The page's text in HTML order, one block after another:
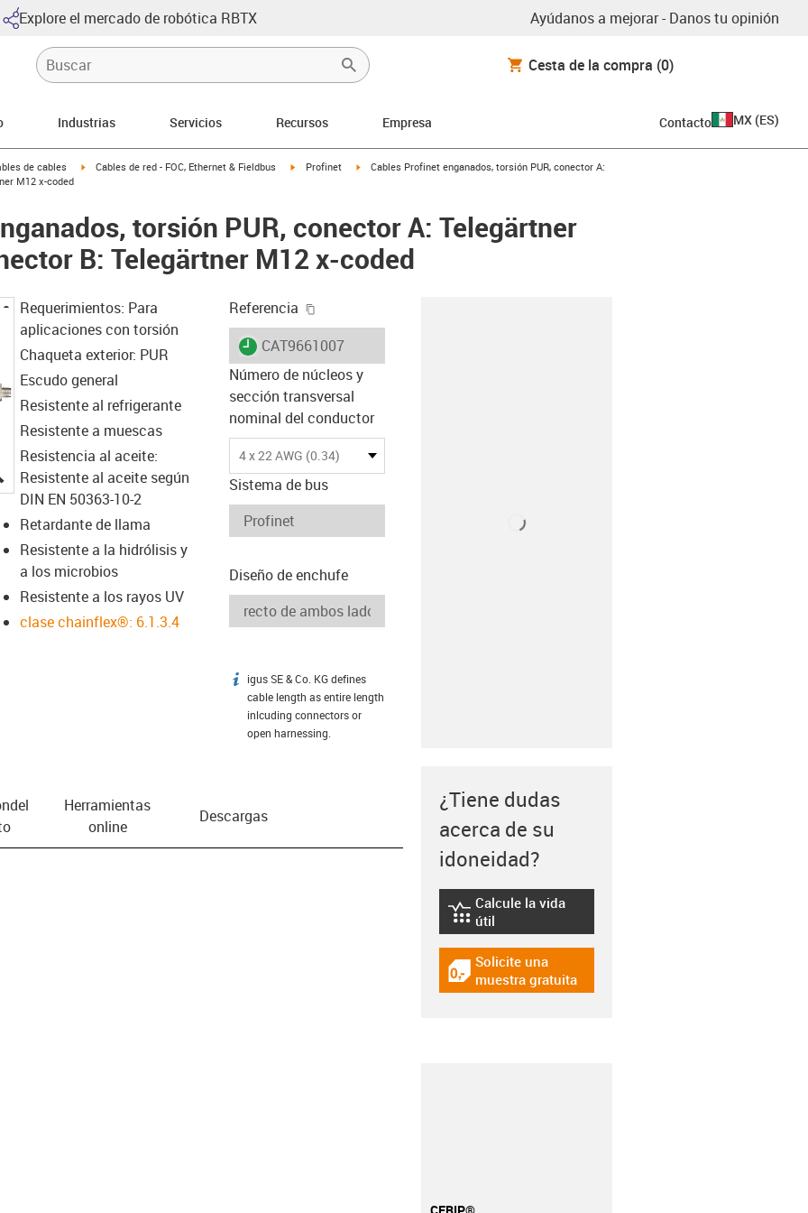
Explore el mercado de robótica RBTX Ayúdanos a mejorar - Danos tu opinión
Cesta de la compra (0)
Industrias Servicios Recursos Empresa Contacto MX (ES)
right
de cables igus-icon-arrow-right
Cables de red - FOC, Ethernet & Fieldbus igus-icon-arrow-right
Profinet igus-icon-arrow-right
Cables Profinet enganados, torsión PUR, conector A:
M12 x-coded
torsión PUR, conector A: Telegärtner
B: Telegärtner M12 x-coded
igus-icon-lupe
Requerimientos: Para
aplicaciones con torsión
Chaqueta exterior: PUR
Escudo general
Resistente al refrigerante
Resistente a muescas
Resistencia al aceite:
Resistente al aceite según
DIN EN 50363-10-2
Retardante de llama
Resistente a la hidrólisis y
a los microbios
Resistente a los rayos UV
clase chainflex®: 6.1.3.4
Referencia
igus-icon-lieferzeit
CAT9661007
Número de núcleos y
sección transversal
nominal del conductor
4 x 22 AWG (0.34)
Sistema de bus
Diseño de enchufe
igus-icon-info
igus SE & Co. KG defines
cable length as entire length
inlcuding connectors or
open harnessing.
Herramientas
online
Descargas
¿Tiene dudas
acerca de su
idoneidad?
igus-icon-lebensdauerrechner
Calcule la vida
útil
igus-icon-gratismuster
Solicite una
muestra gratuita
CFRIP®